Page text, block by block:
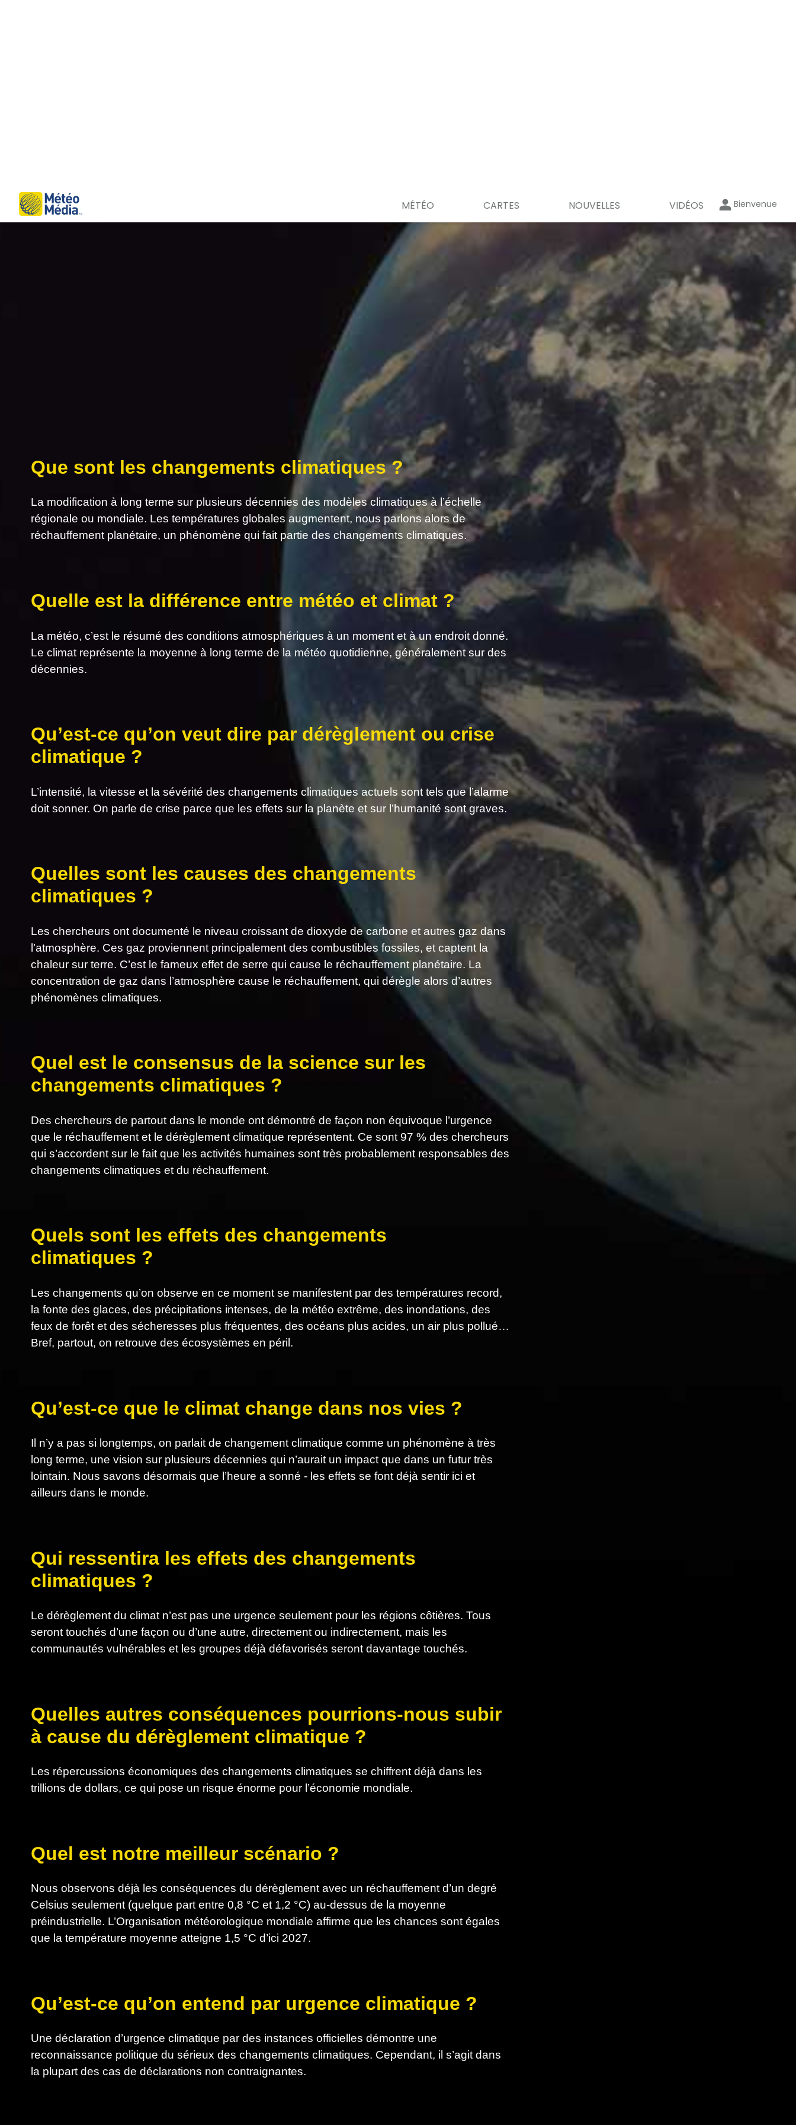
MÉTÉO CARTES NOUVELLES VIDÉOS Bienvenue
Que sont les changements climatiques ?
La modification à long terme sur plusieurs décennies des modèles climatiques à l’échelle
régionale ou mondiale. Les températures globales augmentent, nous parlons alors de
réchauffement planétaire, un phénomène qui fait partie des changements climatiques.
Quelle est la différence entre météo et climat ?
La météo, c’est le résumé des conditions atmosphériques à un moment et à un endroit donné.
Le climat représente la moyenne à long terme de la météo quotidienne, généralement sur des
décennies.
Qu’est-ce qu’on veut dire par dérèglement ou crise
climatique ?
L’intensité, la vitesse et la sévérité des changements climatiques actuels sont tels que l’alarme
doit sonner. On parle de crise parce que les effets sur la planète et sur l’humanité sont graves.
Quelles sont les causes des changements
climatiques ?
Les chercheurs ont documenté le niveau croissant de dioxyde de carbone et autres gaz dans
l’atmosphère. Ces gaz proviennent principalement des combustibles fossiles, et captent la
chaleur sur terre. C’est le fameux effet de serre qui cause le réchauffement planétaire. La
concentration de gaz dans l’atmosphère cause le réchauffement, qui dérègle alors d’autres
phénomènes climatiques.
Quel est le consensus de la science sur les
changements climatiques ?
Des chercheurs de partout dans le monde ont démontré de façon non équivoque l’urgence
que le réchauffement et le dérèglement climatique représentent. Ce sont 97 % des chercheurs
qui s’accordent sur le fait que les activités humaines sont très probablement responsables des
changements climatiques et du réchauffement.
Quels sont les effets des changements
climatiques ?
Les changements qu’on observe en ce moment se manifestent par des températures record,
la fonte des glaces, des précipitations intenses, de la météo extrême, des inondations, des
feux de forêt et des sécheresses plus fréquentes, des océans plus acides, un air plus pollué…
Bref, partout, on retrouve des écosystèmes en péril.
Qu’est-ce que le climat change dans nos vies ?
Il n’y a pas si longtemps, on parlait de changement climatique comme un phénomène à très
long terme, une vision sur plusieurs décennies qui n’aurait un impact que dans un futur très
lointain. Nous savons désormais que l’heure a sonné - les effets se font déjà sentir ici et
ailleurs dans le monde.
Qui ressentira les effets des changements
climatiques ?
Le dérèglement du climat n’est pas une urgence seulement pour les régions côtières. Tous
seront touchés d’une façon ou d’une autre, directement ou indirectement, mais les
communautés vulnérables et les groupes déjà défavorisés seront davantage touchés.
Quelles autres conséquences pourrions-nous subir
à cause du dérèglement climatique ?
Les répercussions économiques des changements climatiques se chiffrent déjà dans les
trillions de dollars, ce qui pose un risque énorme pour l’économie mondiale.
Quel est notre meilleur scénario ?
Nous observons déjà les conséquences du dérèglement avec un réchauffement d’un degré
Celsius seulement (quelque part entre 0,8 °C et 1,2 °C) au-dessus de la moyenne
préindustrielle. L’Organisation météorologique mondiale affirme que les chances sont égales
que la température moyenne atteigne 1,5 °C d’ici 2027.
Qu’est-ce qu’on entend par urgence climatique ?
Une déclaration d’urgence climatique par des instances officielles démontre une
reconnaissance politique du sérieux des changements climatiques. Cependant, il s’agit dans
la plupart des cas de déclarations non contraignantes.